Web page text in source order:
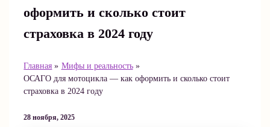
оформить и сколько стоит
страховка в 2024 году
Главная
Мифы и реальность
ОСАГО для мотоцикла — как оформить и сколько стоит
страховка в 2024 году
28 ноября, 2025